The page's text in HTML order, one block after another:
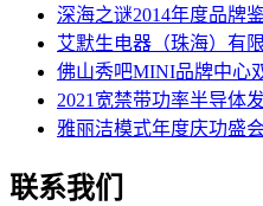
深海之谜2014年度品牌
艾默生电器（珠海）有限
佛山秀吧MINI品牌中心
2021宽禁带功率半导体
雅丽洁模式年度庆功盛
联系我们